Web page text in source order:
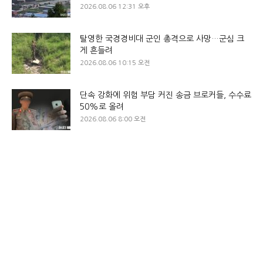
2026.08.06 12:31 오후
탈영한 국경경비대 군인 총격으로 사망…군심 크
게 흔들려
2026.08.06 10:15 오전
단속 강화에 위험 부담 커진 송금 브로커들, 수수료
50%로 올려
2026.08.06 8:00 오전